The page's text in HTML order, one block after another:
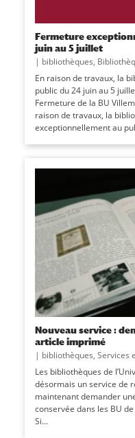
Fermeture
juin au 5 juillet
| bibliothèques,
En raison de travaux, la
public du 24 juin au 5
Fermeture de la BU
raison de travaux, la
exceptionnellement au
Nouveau service :
article imprimé
| bibliothèques, Services
Les bibliothèques de
désormais un service de
maintenant demander
conservée dans les BU
Si...